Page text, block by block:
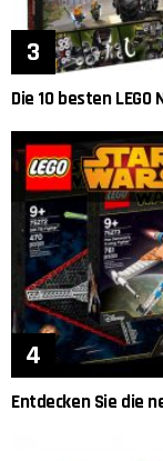
Die 10 besten
Entdecken Sie die